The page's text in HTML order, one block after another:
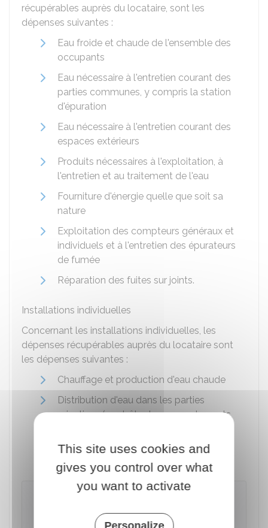
récupérables auprès du locataire, sont les
dépenses suivantes :
Eau froide et chaude de l'ensemble des
occupants
Eau nécessaire à l'entretien courant des
parties communes, y compris la station
d'épuration
Eau nécessaire à l'entretien courant des
espaces extérieurs
Produits nécessaires à l'exploitation, à
l'entretien et au traitement de l'eau
Fourniture d'énergie quelle que soit sa
nature
Exploitation des compteurs généraux et
individuels et à l'entretien des épurateurs
de fumée
Réparation des fuites sur joints.
Installations individuelles
Concernant les installations individuelles, les
dépenses récupérables auprès du locataire sont
les dépenses suivantes :
Chauffage et production d'eau chaude
Distribution d'eau dans les parties
privatives (contrôle des raccordements,
dépannage, remplacement des joints
À savoir
L'électricité utilisée par le locataire dans le
This site uses cookies and
gives you control over what
you want to activate
Personalize